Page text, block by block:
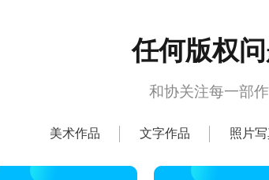
任何版权
和协关注每一部
美术作品 文字作品 照片